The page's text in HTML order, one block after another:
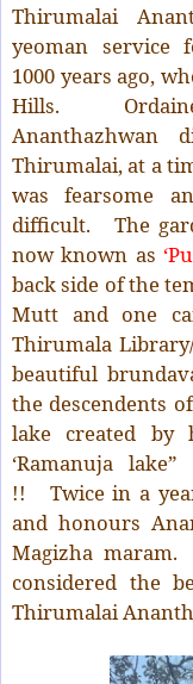
Thirumalai
yeoman service
1000 years ago,
Hills.
Thirumalai, at a
was fearsome
difficult. The
now known as
back side of the
Mutt and one
Thirumala
beautiful
the descendents
lake created by
‘Ramanuja
!! Twice in a
and honours
Magizha maram.
considered the
Thirumalai